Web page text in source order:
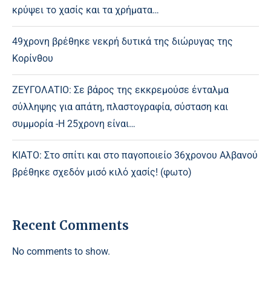
κρύψει το χασίς και τα χρήματα…
49χρονη βρέθηκε νεκρή δυτικά της διώρυγας της
Κορίνθου
ΖΕΥΓΟΛΑΤΙΟ: Σε βάρος της εκκρεμούσε ένταλμα
σύλληψης για απάτη, πλαστογραφία, σύσταση και
συμμορία -Η 25χρονη είναι…
ΚΙΑΤΟ: Στο σπίτι και στο παγοποιείο 36χρονου Αλβανού
βρέθηκε σχεδόν μισό κιλό χασίς! (φωτο)
Recent Comments
No comments to show.